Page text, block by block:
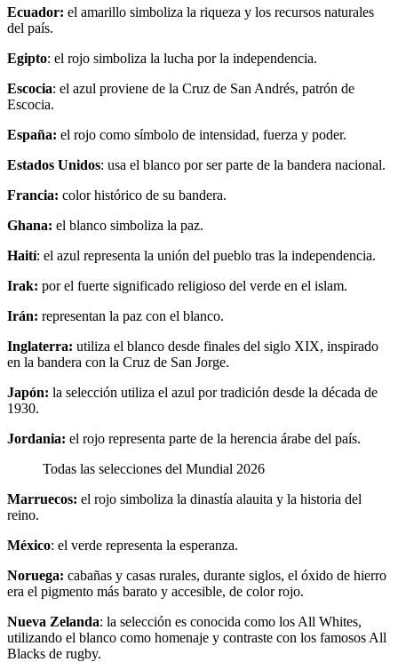
Ecuador: el amarillo simboliza la riqueza y los recursos naturales
del país.
Egipto: el rojo simboliza la lucha por la independencia.
Escocia: el azul proviene de la Cruz de San Andrés, patrón de
Escocia.
España: el rojo como símbolo de intensidad, fuerza y poder.
Estados Unidos: usa el blanco por ser parte de la bandera nacional.
Francia: color histórico de su bandera.
Ghana: el blanco simboliza la paz.
Haití: el azul representa la unión del pueblo tras la independencia.
Irak: por el fuerte significado religioso del verde en el islam.
Irán: representan la paz con el blanco.
Inglaterra: utiliza el blanco desde finales del siglo XIX, inspirado
en la bandera con la Cruz de San Jorge.
Japón: la selección utiliza el azul por tradición desde la década de
1930.
Jordania: el rojo representa parte de la herencia árabe del país.
Todas las selecciones del Mundial 2026
Marruecos: el rojo simboliza la dinastía alauita y la historia del
reino.
México: el verde representa la esperanza.
Noruega: cabañas y casas rurales, durante siglos, el óxido de hierro
era el pigmento más barato y accesible, de color rojo.
Nueva Zelanda: la selección es conocida como los All Whites,
utilizando el blanco como homenaje y contraste con los famosos All
Blacks de rugby.